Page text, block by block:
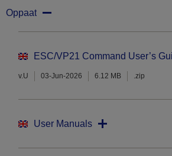
Oppaat
ESC/VP21 Command User’s
v.U 03-Jun-2026 6.12 MB .zip
User Manuals